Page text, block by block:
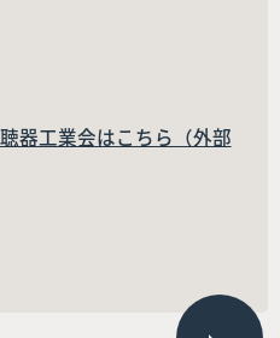
器工業会はこちら（外部